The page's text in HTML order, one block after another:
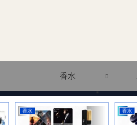
香水
香水 香水